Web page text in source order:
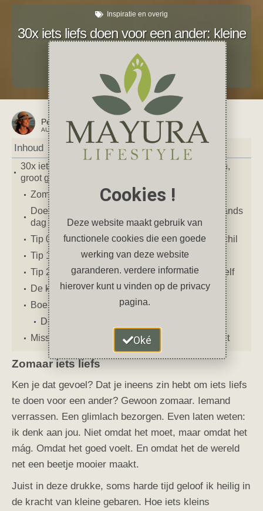
Inspiratie en overig
30x iets liefs doen voor een ander: kleine
juni 28, 2025
geluksmoment, Inspiratie persoonlijk
Petra
AUTEUR VAN DIT ARTIKEL
Inhoud
30x iets liefs doen voor een ander: kleine gebaren,
groot geluk
Zomaar iets liefs
Doe eens lief: 30 makkelijke manieren om iemands
dag op te fleuren
Tip 01 t/m 10: Een klein gebaar, een groot verschil
Tip 11 t/m 20: Maak iemands dag
Tip 21 t/m 30: Wees lief voor elkaar én voor jezelf
De kracht van vriendelijkheid
Boekentip
De jongen, de mol, de vos en het paard
Misschien vind je deze artikelen ook interessant
Zomaar iets liefs
Ken je dat gevoel? Dat je ineens zin hebt om iets liefs
te doen voor een ander? Gewoon zomaar. Iemand
verrassen. Een glimlach bezorgen. Even laten weten:
ik denk aan jou. Niet omdat het moet, maar omdat het
mág. Omdat het goed voelt. En omdat het de wereld
net een beetje mooier maakt.
Juist in deze drukke, soms harde tijd geloof ik heilig in
de kracht van kleine gebaren. Hoe iets kleins
Cookies !
Deze website maakt gebruik van
functionele cookies die een goede
werking van deze website
garanderen. verdere informatie
hierover kunt u vinden op de privacy
pagina.
Oké